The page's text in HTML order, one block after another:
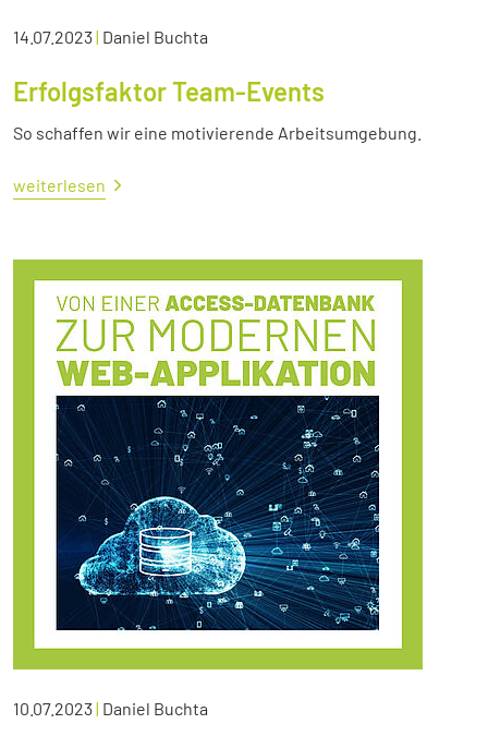
14.07.2023| Daniel Buchta
Erfolgsfaktor Team-Events
So schaffen wir eine motivierende Arbeitsumgebung.
weiterlesen
10.07.2023| Daniel Buchta